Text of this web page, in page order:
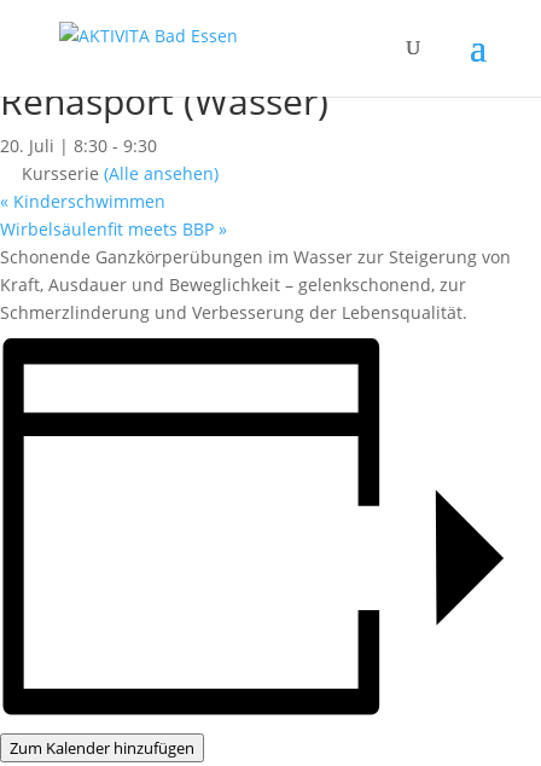
« Alle Kurse
Rehasport (Wasser)
20. Juli | 8:30 - 9:30
Kursserie (Alle ansehen)
« Kinderschwimmen
Wirbelsäulenfit meets BBP »
Schonende Ganzkörperübungen im Wasser zur Steigerung von
Kraft, Ausdauer und Beweglichkeit – gelenkschonend, zur
Schmerzlinderung und Verbesserung der Lebensqualität.
Zum Kalender hinzufügen